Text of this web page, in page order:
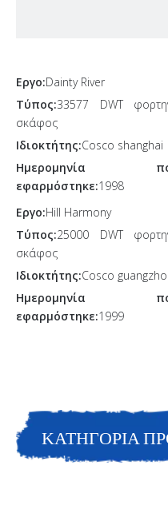
Εργο:Dainty River
Τύπος:33577 DWT
σκάφος
Ιδιοκτήτης:Cosco shanghai
Ημερομηνία
εφαρμόστηκε:1998
Εργο:Hill Harmony
Τύπος:25000 DWT
σκάφος
Ιδιοκτήτης:Cosco
Ημερομηνία
εφαρμόστηκε:1999
ΚΑΤΗΓΟΡΙΑ